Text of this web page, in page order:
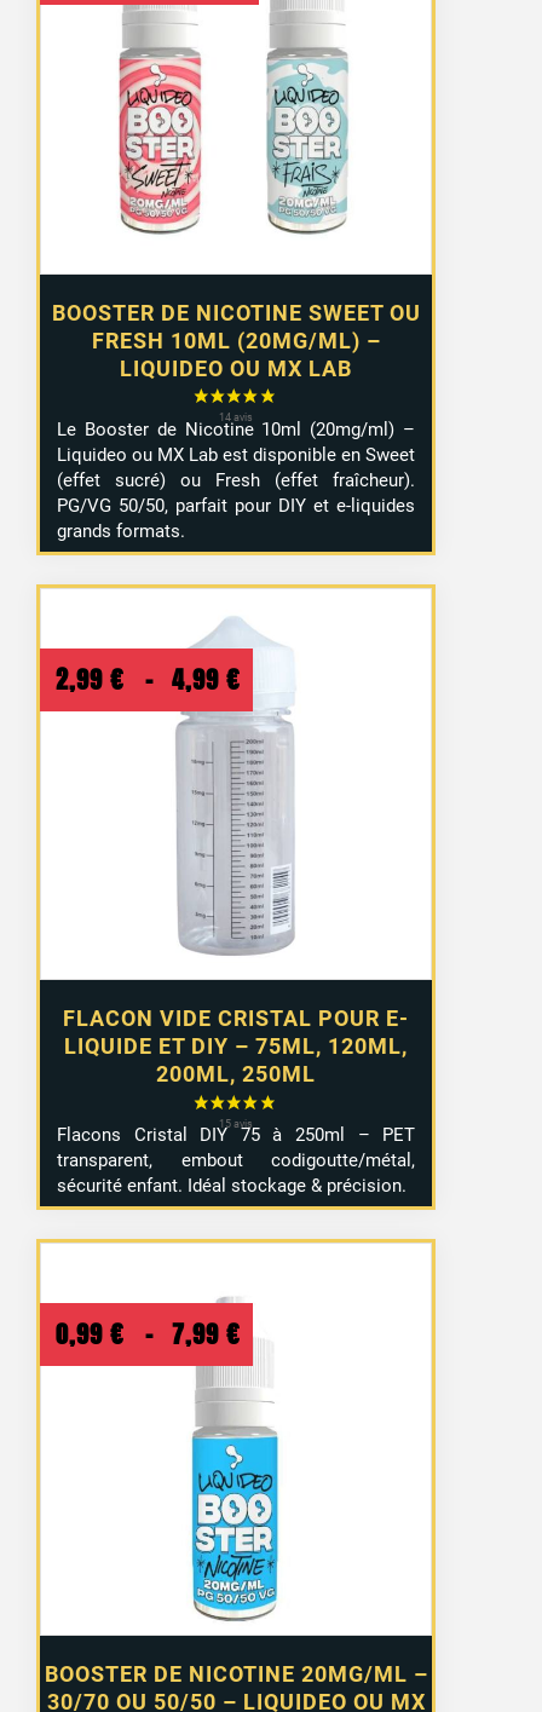
BOOSTER DE NICOTINE SWEET OU
FRESH 10ML (20MG/ML) –
LIQUIDEO OU MX LAB
de
prix :
1,29 €
10,99 €
Le Booster de Nicotine 10ml (20mg/ml) –
Liquideo ou MX Lab est disponible en Sweet
(effet sucré) ou Fresh (effet fraîcheur).
PG/VG 50/50, parfait pour DIY et e-liquides
grands formats.
FLACON VIDE CRISTAL POUR E-
LIQUIDE ET DIY – 75ML, 120ML,
200ML, 250ML
2,99 € – 4,99 €
de
prix :
2,99 €
à
4,99 €
Flacons Cristal DIY 75 à 250ml – PET
transparent, embout codigoutte/métal,
sécurité enfant. Idéal stockage & précision.
BOOSTER DE NICOTINE 20MG/ML –
30/70 OU 50/50 – LIQUIDEO OU MX
0,99 € – 7,99 € Plage
de
prix :
0,99 €
à
7,99 €